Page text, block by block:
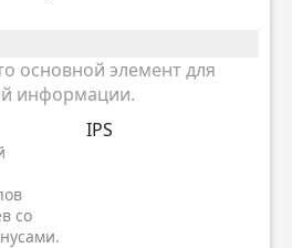
основной элемент для
информации.
со
IPS